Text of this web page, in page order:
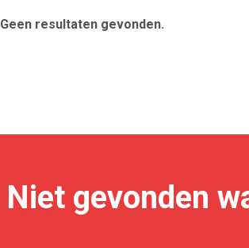
Geen resultaten gevonden.
Niet gevonden